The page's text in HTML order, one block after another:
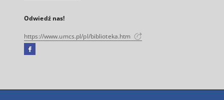
Odwiedź nas!
https://www.umcs.pl/pl/biblioteka.htm
Facebook
się